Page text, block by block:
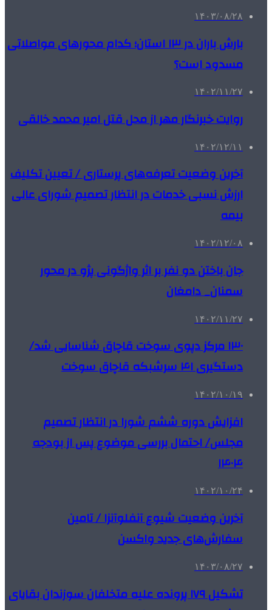
۱۴۰۳/۰۸/۲۸
بارش باران در ۱۳ استان؛ کدام محورهای مواصلاتی
مسدود است؟
۱۴۰۲/۱۱/۲۷
روایت خبرنگار مهر از محل قتل امیر محمد خالقی
۱۴۰۲/۱۲/۱۱
آخرین وضعیت تعرفه‌های پرستاری / تعیین تکلیف
ارزش نسبی خدمات در انتظار تصمیم شورای عالی
بیمه
۱۴۰۲/۱۲/۰۸
جان باختن دو نفر بر اثر واژگونی پژو در محور
سمنان_ دامغان
۱۴۰۲/۱۱/۲۷
۱۳۰ مرکز دپوی سوخت قاچاق شناسایی شد/
دستگیری ۴۱ سرشبکه‌ قاچاق سوخت
۱۴۰۲/۱۰/۱۹
افزایش دوره ششم شورا در انتظار تصمیم
مجلس/ احتمال بررسی موضوع پس از بودجه
۱۴۰۴
۱۴۰۲/۱۰/۲۴
آخرین وضعیت شیوع آنفلوآنزا / تامین
سفارش‌های جدید واکسن‌
۱۴۰۳/۰۸/۲۷
تشکیل ۱۷۹ پرونده علیه متخلفان سوزندان بقایای